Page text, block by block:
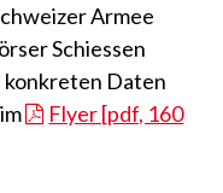
Armee
Schiessen
konkreten Daten
Flyer [pdf, 160